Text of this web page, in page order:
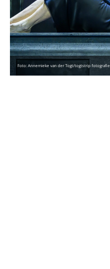
Foto: Annemieke van der Togt/togtstrip fotografie